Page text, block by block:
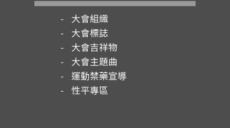
大會組織
大會標誌
大會吉祥物
大會主題曲
運動禁藥宣導
性平專區